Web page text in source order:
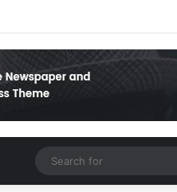
Random Article